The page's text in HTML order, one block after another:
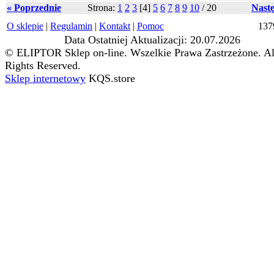
« Poprzednie Strona: 1 2 3 [4] 5 6 7 8 9 10 / 20
O sklepie | Regulamin | Kontakt | Pomoc
Data Ostatniej Aktualizacji: 20.07.2026
© ELIPTOR Sklep on-line. Wszelkie Prawa Zastrzeżone.
Rights Reserved.
Sklep internetowy KQS.store